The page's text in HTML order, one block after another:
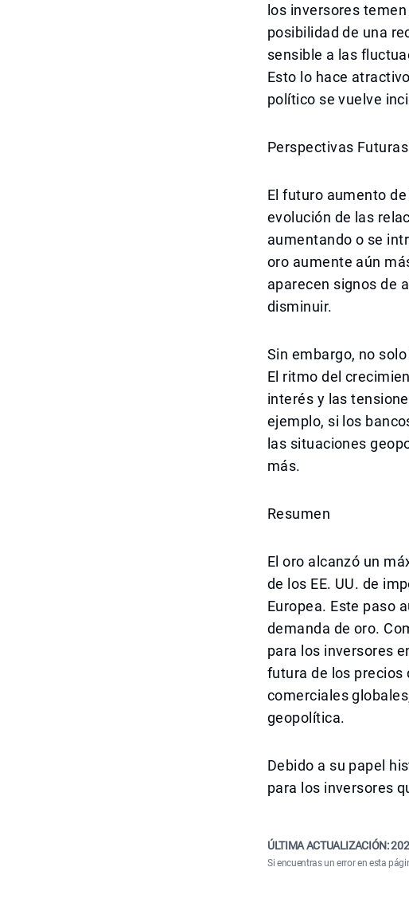
los inversores
posibilidad de una
sensible a las
Esto lo hace
político se vuelve
Perspectivas
El futuro aumento
evolución de las
aumentando o se
oro aumente aún
aparecen signos de
disminuir.
Sin embargo, no
El ritmo del
interés y las
ejemplo, si los
las situaciones
más.
Resumen
El oro alcanzó un
de los EE. UU. de
Europea. Este paso
demanda de oro.
para los inversores
futura de los precios
comerciales
geopolítica.
Debido a su papel
para los inversores
ÚLTIMA ACTUALIZACIÓN:
Si encuentras un error en esta